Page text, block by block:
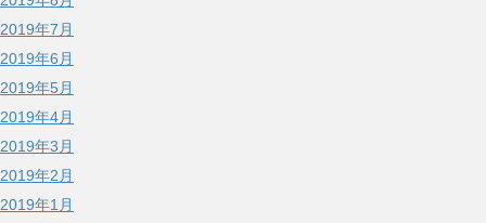
2019年7月
2019年6月
2019年5月
2019年4月
2019年3月
2019年2月
2019年1月